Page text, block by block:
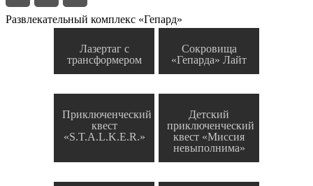
Развлекательный комплекс «Гепард»
Лазертаг с
трансформером
Сокровища
«Гепарда» Лайт
Приключенческий
квест
«S.T.A.L.K.E.R.»
Детский
приключенческий
квест «Миссия
невыполнима»